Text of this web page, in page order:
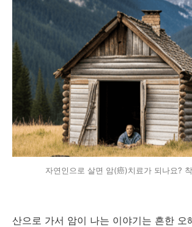
자연인으로 살면 암(癌)치료가 되나요?
산으로 가서 암이 나는 이야기는 흔한 오